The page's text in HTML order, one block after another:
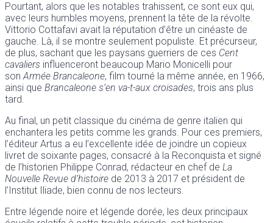
Pourtant, alors que les notables trahissent, ce sont eux qui,
avec leurs humbles moyens, prennent la tête de la révolte.
Vittorio Cottafavi avait la réputation d’être un cinéaste de
gauche. Là, il se montre seulement populiste. Et précurseur,
de plus, sachant que les paysans guerriers de ces Cent
cavaliers influenceront beaucoup Mario Monicelli pour
sonArmée Brancaleone, film tourné la même année, en 1966,
ainsi que Brancaleone s’en va-t-aux croisades, trois ans plus
tard.
Au final, un petit classique du cinéma de genre italien qui
enchantera les petits comme les grands. Pour ces premiers,
l’éditeur Artus a eu l’excellente idée de joindre un copieux
livret de soixante pages, consacré à la Reconquista et signé
de l’historien Philippe Conrad, rédacteur en chef de La
Nouvelle Revue d’histoire de 2013 à 2017 et président de
l’Institut Iliade, bien connu de nos lecteurs.
Entre légende noire et légende dorée, les deux principaux